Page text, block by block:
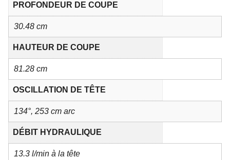
PROFONDEUR DE COUPE
30.48 cm
HAUTEUR DE COUPE
81.28 cm
OSCILLATION DE TÊTE
134°, 253 cm arc
DÉBIT HYDRAULIQUE
13.3 l/min à la tête